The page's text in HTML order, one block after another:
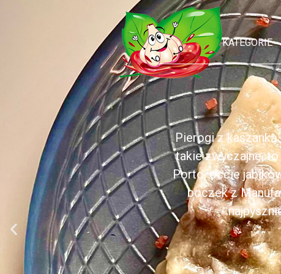
KATEGORIE
Pierogi z
takie zwyczajne,
Porto, occie
boczek z